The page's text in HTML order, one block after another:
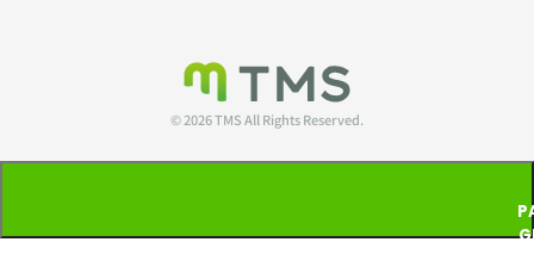
© 2026 TMS All Rights Reserved.